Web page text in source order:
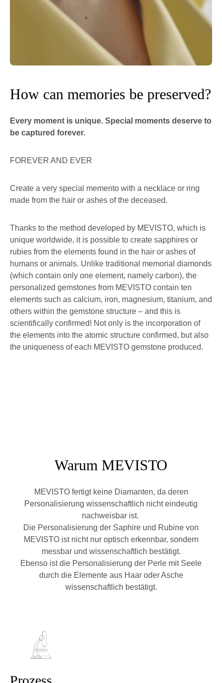
How can memories be preserved?
Every moment is unique. Special moments deserve to
be captured forever.
FOREVER AND EVER
Create a very special memento with a necklace or ring
made from the hair or ashes of the deceased.
Thanks to the method developed by MEVISTO, which is
unique worldwide, it is possible to create sapphires or
rubies from the elements found in the hair or ashes of
humans or animals. Unlike traditional memorial diamonds
(which contain only one element, namely carbon), the
personalized gemstones from MEVISTO contain ten
elements such as calcium, iron, magnesium, titanium, and
others within the gemstone structure – and this is
scientifically confirmed! Not only is the incorporation of
the elements into the atomic structure confirmed, but also
the uniqueness of each MEVISTO gemstone produced.
Warum MEVISTO
MEVISTO fertigt keine Diamanten, da deren
Personalisierung wissenschaftlich nicht eindeutig
nachweisbar ist.
Die Personalisierung der Saphire und Rubine von
MEVISTO ist nicht nur optisch erkennbar, sondern
messbar und wissenschaftlich bestätigt.
Ebenso ist die Personalisierung der Perle mit Seele
durch die Elemente aus Haar oder Asche
wissenschaftlich bestätigt.